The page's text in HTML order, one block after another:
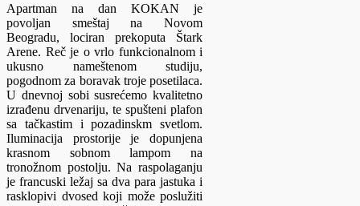
Apartman na dan KOKAN je
povoljan smeštaj na Novom
Beogradu, lociran prekoputa Štark
Arene. Reč je o vrlo funkcionalnom i
ukusno nameštenom studiju,
pogodnom za boravak troje posetilaca.
U dnevnoj sobi susrećemo kvalitetno
izrađenu drvenariju, te spušteni plafon
sa tačkastim i pozadinskm svetlom.
Iluminacija prostorije je dopunjena
krasnom sobnom lampom na
tronožnom postolju. Na raspolaganju
je francuski ležaj sa dva para jastuka i
rasklopivi dvosed koji može poslužiti